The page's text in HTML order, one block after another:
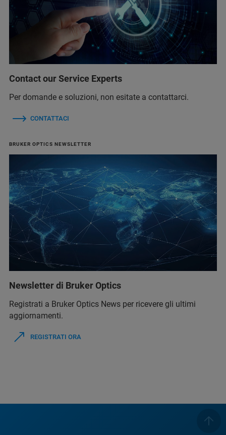
Contact our Service Experts
Per domande e soluzioni, non esitate a contattarci.
CONTATTACI
BRUKER OPTICS NEWSLETTER
Newsletter di Bruker Optics
Registrati a Bruker Optics News per ricevere gli ultimi
aggiornamenti.
REGISTRATI ORA